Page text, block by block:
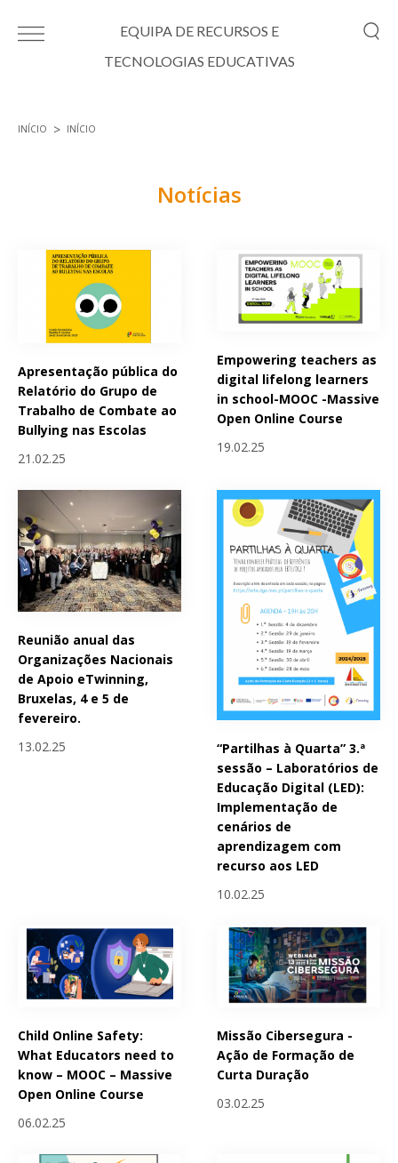
EQUIPA DE RECURSOS E
TECNOLOGIAS EDUCATIVAS
INÍCIO INÍCIO
Notícias
Apresentação pública do
Relatório do Grupo de
Trabalho de Combate ao
Bullying nas Escolas
21.02.25
Empowering teachers as
digital lifelong learners
in school-MOOC -Massive
Open Online Course
19.02.25
Reunião anual das
Organizações Nacionais
de Apoio eTwinning,
Bruxelas, 4 e 5 de
fevereiro.
13.02.25
“Partilhas à Quarta” 3.ª
sessão – Laboratórios de
Educação Digital (LED):
Implementação de
cenários de
aprendizagem com
recurso aos LED
10.02.25
Child Online Safety:
What Educators need to
know – MOOC – Massive
Open Online Course
06.02.25
Missão Cibersegura -
Ação de Formação de
Curta Duração
03.02.25
Páginas